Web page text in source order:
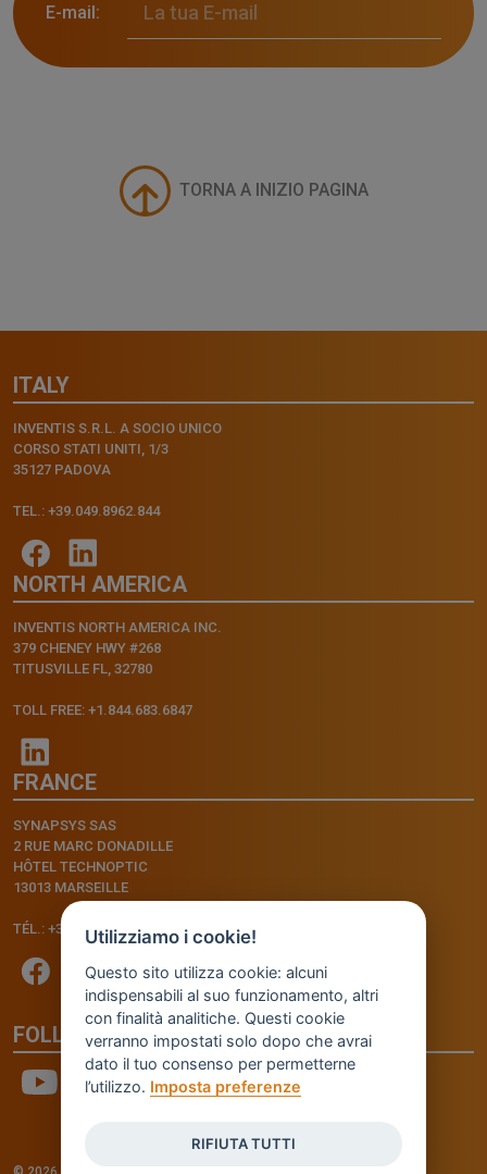
E-mail:
TORNA A INIZIO PAGINA
ITALY
INVENTIS S.R.L. A SOCIO UNICO
CORSO STATI UNITI, 1/3
35127 PADOVA
TEL.: +39.049.8962.844
NORTH AMERICA
INVENTIS NORTH AMERICA INC.
379 CHENEY HWY #268
TITUSVILLE FL, 32780
TOLL FREE: +1.844.683.6847
FRANCE
SYNAPSYS SAS
2 RUE MARC DONADILLE
HÔTEL TECHNOPTIC
13013 MARSEILLE
TÉL.: +33.4.91.11.75.75
FOLLOW US
Utilizziamo i cookie!
Questo sito utilizza cookie: alcuni
indispensabili al suo funzionamento, altri
con finalità analitiche. Questi cookie
verranno impostati solo dopo che avrai
dato il tuo consenso per permetterne
l’utilizzo. Imposta preferenze
RIFIUTA TUTTI